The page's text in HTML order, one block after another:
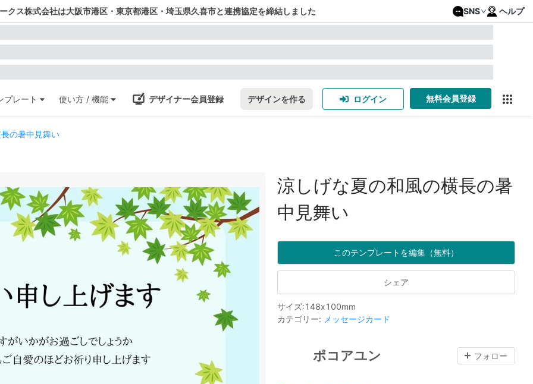
クス株式会社は大阪市港区・東京都港区・埼玉県久喜市と連携協定を締結しました SNS ヘルプ
プレート 使い方 / 機能 デザイナー会員登録 デザインを作る ログイン 無料会員登録
の暑中見舞い
涼しげな夏の和風の横長の暑
中見舞い
このテンプレートを編集（無料）
シェア
サイズ:148x100mm
カテゴリー: メッセージカード
ポコアユン フォロー